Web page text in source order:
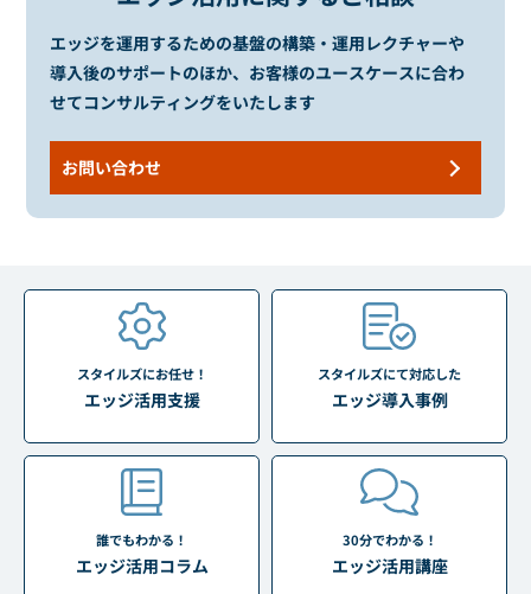
エッジを運用するための基盤の構築・運用レクチャーや
導入後のサポートのほか、お客様のユースケースに合わ
せてコンサルティングをいたします
お問い合わせ
スタイルズにお任せ！
エッジ活用支援
スタイルズにて対応した
エッジ導入事例
誰でもわかる！
エッジ活用コラム
30分でわかる！
エッジ活用講座